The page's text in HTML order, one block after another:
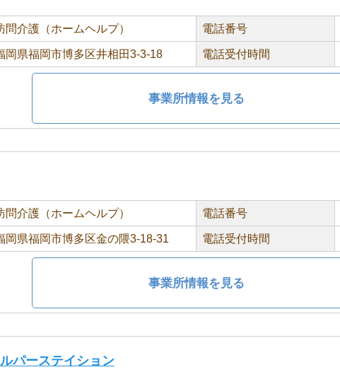
問介護（ホームヘルプ） 電話番号
岡県福岡市博多区井相田3-3-18 電話受付時間
事業所情報を見る
問介護（ホームヘルプ） 電話番号
岡県福岡市博多区金の隈3-18-31 電話受付時間
事業所情報を見る
パーステイション